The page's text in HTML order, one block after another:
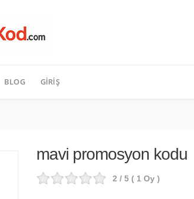
BLOG GIRIŞ
mavi promosyon kodu
2 / 5 ( 1 Oy )